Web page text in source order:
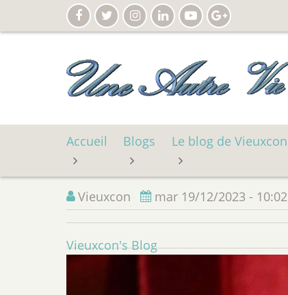
au
Accueil Blogs Le blog de Vieuxcon
Vieuxcon mar 19/12/2023 - 10:02
Vieuxcon's Blog